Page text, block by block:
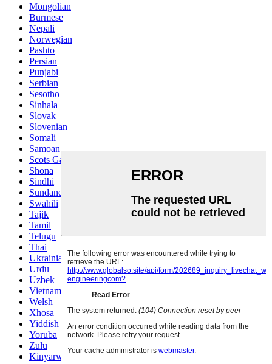
Mongolian
Burmese
Nepali
Norwegian
Pashto
Persian
Punjabi
Serbian
Sesotho
Sinhala
Slovak
Slovenian
Somali
Samoan
Scots Gaelic
Shona
Sindhi
Sundanese
Swahili
Tajik
Tamil
Telugu
Thai
Ukrainian
Urdu
Uzbek
Vietnamese
Welsh
Xhosa
Yiddish
Yoruba
Zulu
Kinyarwanda